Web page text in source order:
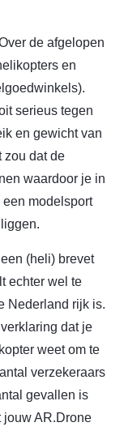
de afgelopen
en
serieus tegen
en gewicht van
zou dat de
waardoor je in
modelsport
(heli) brevet
echter wel te
Nederland rijk is.
dat je
weet om te
verzekeraars
gevallen is
jouw AR.Drone